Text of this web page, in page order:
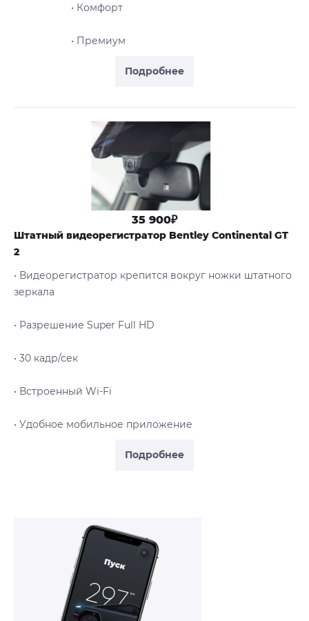
Подробнее
• Комфорт
• Премиум
Подробнее
35 900₽
Штатный видеорегистратор Bentley Continental GT
2
• Видеорегистратор крепится вокруг ножки штатного
зеркала
• Разрешение Super Full HD
• 30 кадр/сек
• Встроенный Wi-Fi
• Удобное мобильное приложение